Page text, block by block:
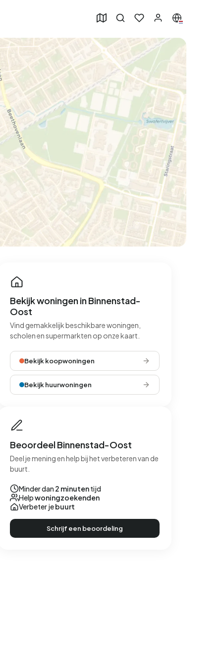
Bekijk woningen in Binnenstad-
Oost
Vind gemakkelijk beschikbare woningen,
scholen en supermarkten op onze kaart.
Bekijk koopwoningen
Bekijk huurwoningen
Beoordeel Binnenstad-Oost
Deel je mening en help bij het verbeteren van de
buurt.
Minder dan 2 minutentijd
Helpwoningzoekenden
Verbeter jebuurt
Schrijf een beoordeling